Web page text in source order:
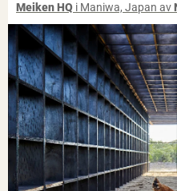
Meiken HQ i Maniwa, Japan av